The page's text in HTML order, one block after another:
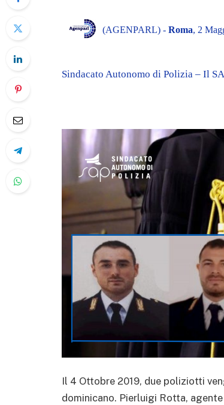
(AGENPARL) - Roma, 2
Sindacato Autonomo di Polizia – Il
Il 4 Ottobre 2019, due poliziotti
dominicano. Pierluigi Rotta,